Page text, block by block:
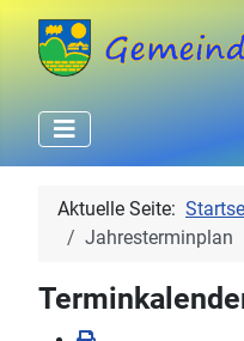
Aktuelle Seite:
Jahresterminplan